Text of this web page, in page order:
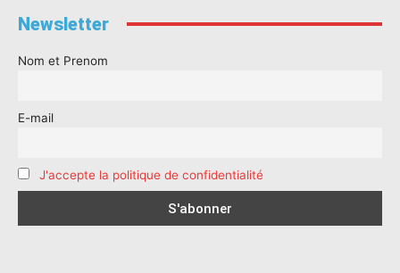
Newsletter
Nom et Prenom
E-mail
J'accepte la politique de confidentialité